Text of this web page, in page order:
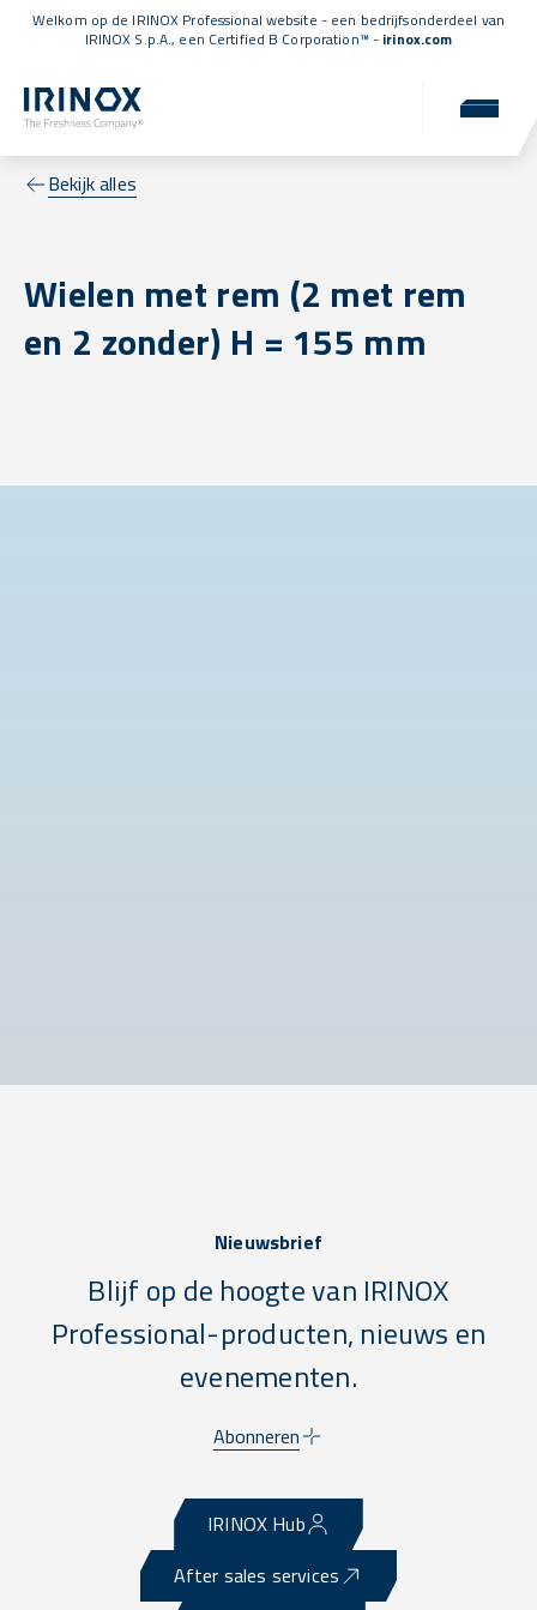
Welkom op de IRINOX Professional website - een bedrijfsonderdeel van
IRINOX S.p.A., een Certified B Corporation™ - irinox.com
Bekijk alles
Wielen met rem (2 met rem
en 2 zonder) H = 155 mm
Nieuwsbrief
Blijf op de hoogte van IRINOX
Professional-producten, nieuws en
evenementen.
Abonneren
IRINOX Hub
After sales services